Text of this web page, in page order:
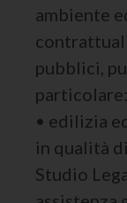
ambiente
pubblici,
particolare:
• edilizia
in qualità
Studio